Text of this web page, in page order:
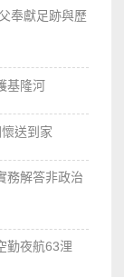
奉獻足跡與歷
基隆河
送到家
務解答非政治
勤夜航63浬